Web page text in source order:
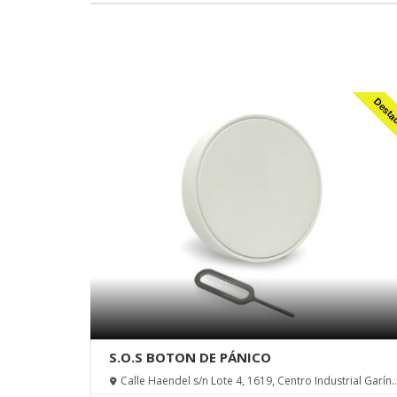
S.O.S BOTON DE PÁNICO
Calle Haendel s/n Lote 4, 1619, Centro Industrial Garín,